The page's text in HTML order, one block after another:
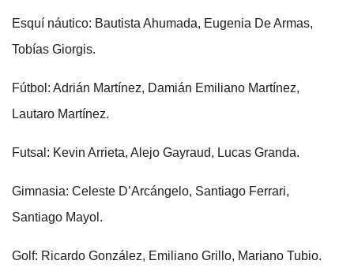
Esquí náutico: Bautista Ahumada, Eugenia De Armas,
Tobías Giorgis.
Fútbol: Adrián Martínez, Damián Emiliano Martínez,
Lautaro Martínez.
Futsal: Kevin Arrieta, Alejo Gayraud, Lucas Granda.
Gimnasia: Celeste D’Arcángelo, Santiago Ferrari,
Santiago Mayol.
Golf: Ricardo González, Emiliano Grillo, Mariano Tubio.